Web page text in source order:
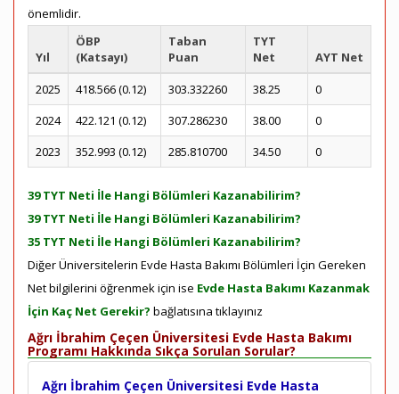
önemlidir.
Yıl
ÖBP
(Katsayı)
Taban
Puan
TYT
Net
AYT Net
2025
418.566 (0.12) 303.332260 38.25
0
2024
422.121 (0.12) 307.286230 38.00
0
2023
352.993 (0.12) 285.810700 34.50 0
39 TYT Neti İle Hangi Bölümleri Kazanabilirim?
39 TYT Neti İle Hangi Bölümleri Kazanabilirim?
35 TYT Neti İle Hangi Bölümleri Kazanabilirim?
Diğer Üniversitelerin Evde Hasta Bakımı Bölümleri İçin Gereken
Net bilgilerini öğrenmek için ise Evde Hasta Bakımı Kazanmak
İçin Kaç Net Gerekir? bağlatısına tıklayınız
Ağrı İbrahim Çeçen Üniversitesi Evde Hasta Bakımı
Programı Hakkında Sıkça Sorulan Sorular?
Ağrı İbrahim Çeçen Üniversitesi Evde Hasta